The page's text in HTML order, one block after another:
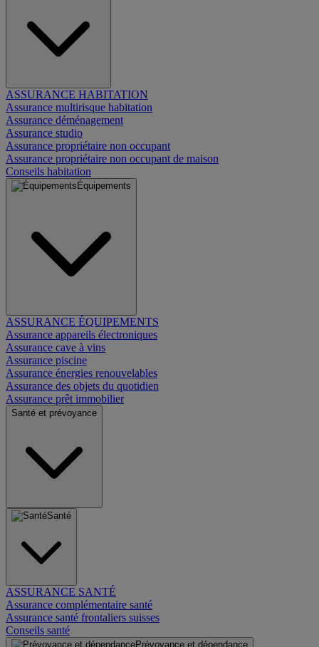
ASSURANCE HABITATION
Assurance multirisque habitation
Assurance déménagement
Assurance studio
Assurance propriétaire non occupant
Assurance propriétaire non occupant de maison
Conseils habitation
Équipements
ASSURANCE ÉQUIPEMENTS
Assurance appareils électroniques
Assurance cave à vins
Assurance piscine
Assurance énergies renouvelables
Assurance des objets du quotidien
Assurance prêt immobilier
Santé et prévoyance
Santé
ASSURANCE SANTÉ
Assurance complémentaire santé
Assurance santé frontaliers suisses
Conseils santé
Prévoyance et dépendance